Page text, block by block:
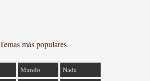
Temas más populares
Mundo
Nada